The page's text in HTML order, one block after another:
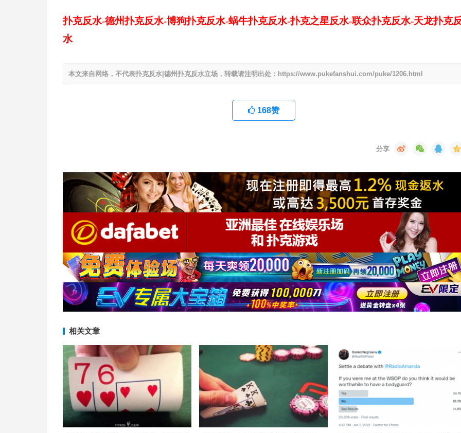
扑克反水-德州扑克反水-博狗扑克反水-蜗牛扑克反水-扑克之星反水-联众扑克反水-天龙扑克
水
本文来自网络，不代表扑克反水|德州扑克反水立场，转载请注明出处：https://www.pukefanshui.com/puke/1206.html
168赞
相关文章